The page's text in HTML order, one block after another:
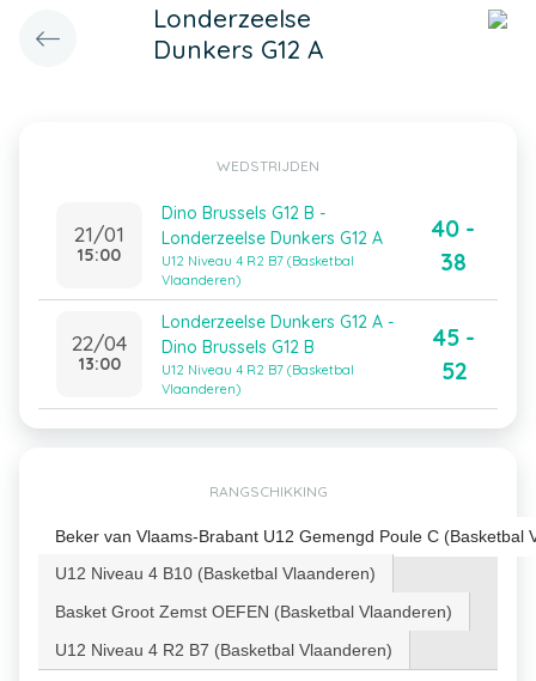
Londerzeelse
Dunkers G12 A
WEDSTRIJDEN
21/01
15:00
Dino Brussels G12 B -
Londerzeelse Dunkers G12 A
U12 Niveau 4 R2 B7 (Basketbal
Vlaanderen)
40 -
38
22/04
13:00
Londerzeelse Dunkers G12 A -
Dino Brussels G12 B
U12 Niveau 4 R2 B7 (Basketbal
Vlaanderen)
45 -
52
RANGSCHIKKING
Beker van Vlaams-Brabant U12 Gemengd Poule C (Basketbal
U12 Niveau 4 B10 (Basketbal Vlaanderen)
Basket Groot Zemst OEFEN (Basketbal Vlaanderen)
U12 Niveau 4 R2 B7 (Basketbal Vlaanderen)